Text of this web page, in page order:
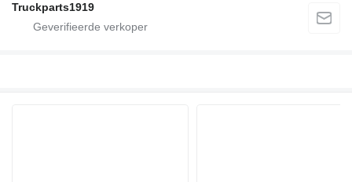
Truckparts1919